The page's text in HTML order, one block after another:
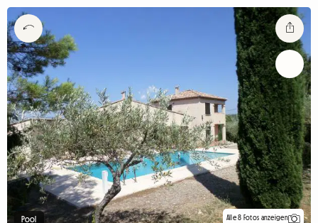
Pool Alle 8 Fotos anzeigen